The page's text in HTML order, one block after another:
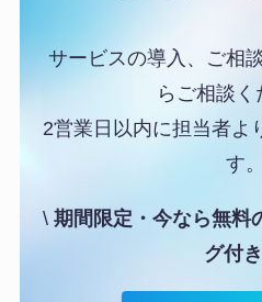
サービスの導入、ご相
らご相談く
2営業日以内に担当者よ
す。
\ 期間限定・今なら無料
グ付き